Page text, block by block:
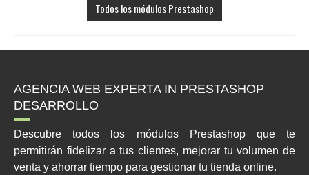
Todos los módulos Prestashop
AGENCIA WEB EXPERTA IN PRESTASHOP
DESARROLLO
Descubre todos los módulos Prestashop que te
permitirán fidelizar a tus clientes, mejorar tu volumen de
venta y ahorrar tiempo para gestionar tu tienda online.